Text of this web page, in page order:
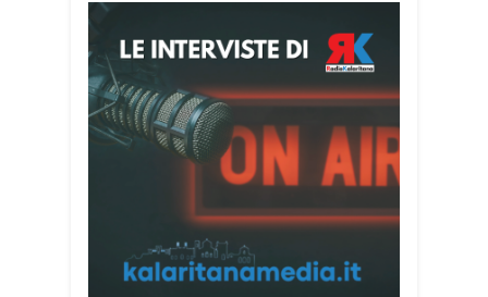
Il programma dedica spazio anche ai
temi della pace e della cooperazione
nel Mediterraneo. Oggi pomeriggio, alla
Mediateca del Mediterraneo (MEM),
l’incontro con l’arcivescovo monsignor
Giuseppe Baturi ha approfondito il ruolo
dei giovani nella costruzione di ponti tra
inserito nel percorso “Cagliari Città della
Pace e del Mediterraneo”, progetto che
promuove il dialogo e la collaborazione